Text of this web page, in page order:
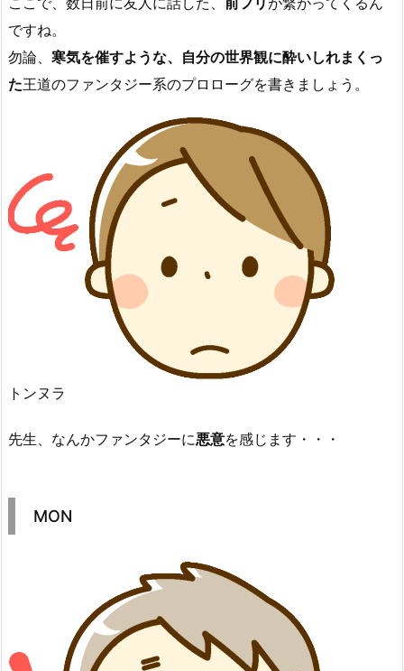
ですね。
勿論、 寒気を催すような、自分の世界観に酔いしれまくっ
た王道のファンタジー系のプロローグを書きましょう。
トンヌラ
先生、なんかファンタジーに悪意を感じます・・・
MON